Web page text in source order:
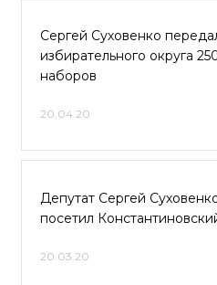
Сергей Суховенко
избирательного округа
наборов
20.04.20
Депутат Сергей
посетил
20.03.20